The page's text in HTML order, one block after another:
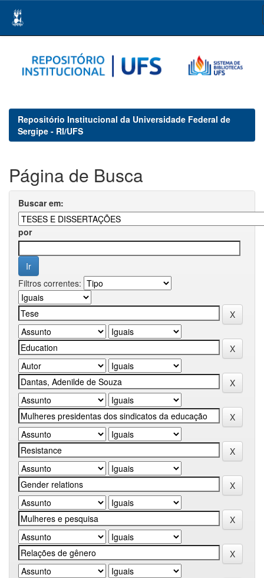
navigation
Repositório Institucional da Universidade Federal de
Sergipe - RI/UFS
Página de Busca
Buscar em:
por
Filtros correntes: